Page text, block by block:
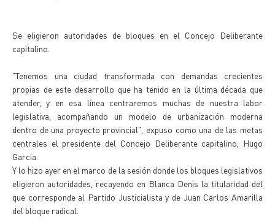
Se eligieron autoridades de bloques en el Concejo Deliberante
capitalino.
"Tenemos una ciudad transformada con demandas crecientes
propias de este desarrollo que ha tenido en la última década que
atender, y en esa línea centraremos muchas de nuestra labor
legislativa, acompañando un modelo de urbanización moderna
dentro de una proyecto provincial", expuso como una de las metas
centrales el presidente del Concejo Deliberante capitalino, Hugo
Garcia.
Y lo hizo ayer en el marco de la sesión donde los bloques legislativos
eligieron autoridades, recayendo en Blanca Denis la titularidad del
que corresponde al Partido Justicialista y de Juan Carlos Amarilla
del bloque radical.